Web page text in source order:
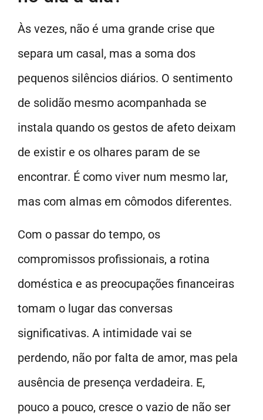
Às vezes, não é uma grande crise que
separa um casal, mas a soma dos
pequenos silêncios diários. O sentimento
de solidão mesmo acompanhada se
instala quando os gestos de afeto deixam
de existir e os olhares param de se
encontrar. É como viver num mesmo lar,
mas com almas em cômodos diferentes.
Com o passar do tempo, os
compromissos profissionais, a rotina
doméstica e as preocupações financeiras
tomam o lugar das conversas
significativas. A intimidade vai se
perdendo, não por falta de amor, mas pela
ausência de presença verdadeira. E,
pouco a pouco, cresce o vazio de não ser